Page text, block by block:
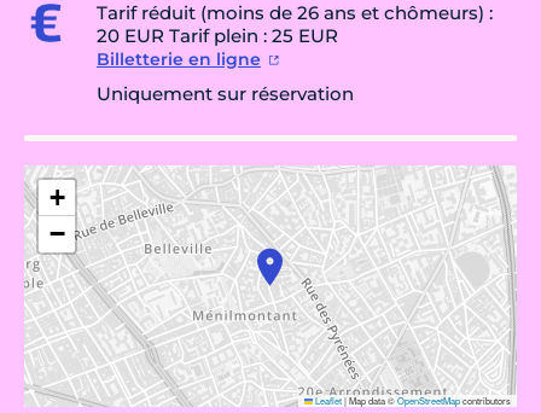
Tarif réduit (moins de 26 ans et chômeurs) :
20 EUR Tarif plein : 25 EUR
Billetterie en ligne
Uniquement sur réservation
+
−
Leaflet|Map data ©OpenStreetMapcontributors